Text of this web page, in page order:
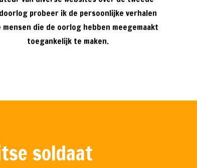
probeer ik de persoonlijke verhalen
mensen die de oorlog hebben meegemaakt
toegankelijk te maken.
soldaat